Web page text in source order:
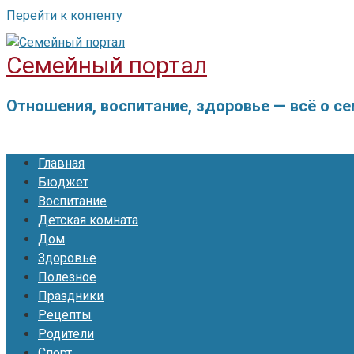
Перейти к контенту
Семейный портал
Отношения, воспитание, здоровье — всё о
Главная
Бюджет
Воспитание
Детская комната
Дом
Здоровье
Полезное
Праздники
Рецепты
Родители